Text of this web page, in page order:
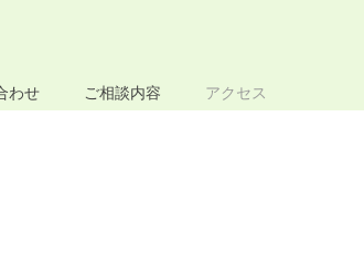
わせ ご相談内容 アクセス